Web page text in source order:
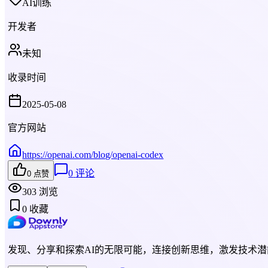
AI训练
开发者
未知
收录时间
2025-05-08
官方网站
https://openai.com/blog/openai-codex
0 点赞 0 评论
303 浏览
0 收藏
发现、分享和探索AI的无限可能，连接创新思维，激发技术